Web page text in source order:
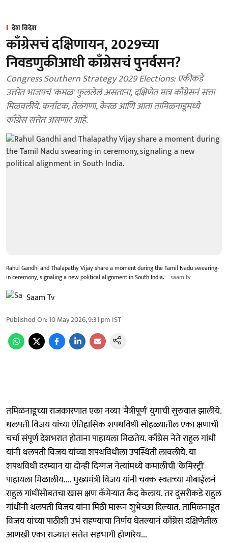
देश विदेश
काँग्रेसचं दक्षिणायन, 2029च्या
निवडणुकीआधी काँग्रेसचं पुनर्वसन?
Congress Southern Strategy 2029 Elections: एकीकडे
उत्तरेत भाजपचं 'कमळ' फुललेलं असताना, दक्षिणेत मात्र काँग्रेसनं सत्ता
मिळवलीये. कर्नाटक, तेलंगणा, केरळ आणि आता तामिळनाडूमध्ये
काँग्रेस सत्तेत असणार आहे.
Rahul Gandhi and Thalapathy Vijay share a moment during the Tamil Nadu swearing-
in ceremony, signaling a new political alignment in South India.
saam tv
Saam Tv
Published On:10 May 2026, 9:31 pm IST
तमिळनाडूच्या राजकारणात एका नव्या 'मैत्रीपूर्ण' युगाची सुरुवात झालीये.
थलपती विजय यांच्या ऐतिहासिक शपथविधी सोहळ्यातील एका क्षणाची
चर्चा संपूर्ण देशभरात होताना पाहायला मिळतेय. काँग्रेस नेते राहुल गांधी
यांनी थलपती विजय यांच्या शपथविधीला उपस्थिती लावलीये. या
शपथविधी दरम्यान या दोन्ही दिग्गज नेत्यांमध्ये कमालीची 'केमिस्ट्री'
पाहायला मिळालीय.... मुख्यमंत्री विजय यांनी चक्क स्वतःच्या मोबाईलनं
राहुल गांधींसोबतचा खास क्षण कॅमेऱ्यात कैद केलाय. तर दुसरीकडे राहुल
गांधींनी थलपती विजय यांना मिठी मारून शुभेच्छा दिल्यात. तामिळनाडूत
विजय यांच्या पाठीशी उभं राहण्याचा निर्णय घेतल्यानं काँग्रेस दक्षिणेतील
आणखी एका राज्यात सत्तेत सहभागी होणारेय...